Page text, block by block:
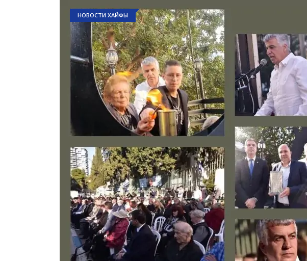
НОВОСТИ ХАЙФЫ